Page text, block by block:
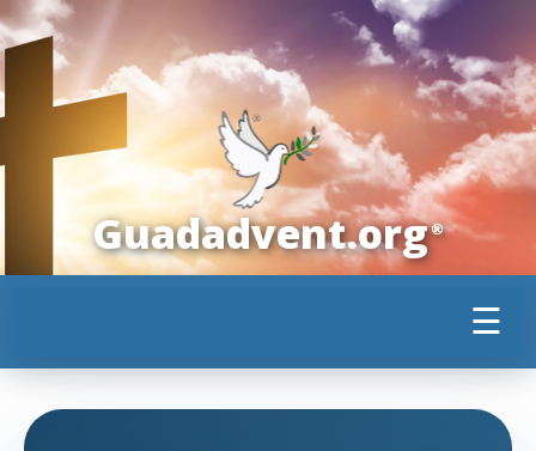
Guadadvent.org®
☰